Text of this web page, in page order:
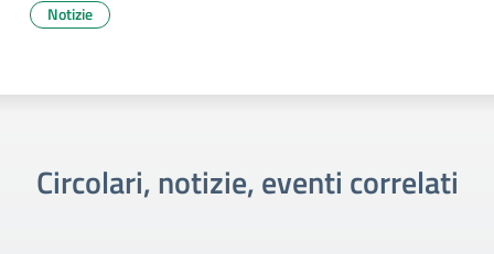
Notizie
Circolari, notizie, eventi correlati